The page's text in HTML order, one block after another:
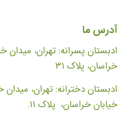
آدرس ما
ادبستان پسرانه: تهران، میدان
خراسان، پلاک ۳۱
ادبستان دخترانه: تهران، میدان
خیابان خراسان، پلاک ۱۱.